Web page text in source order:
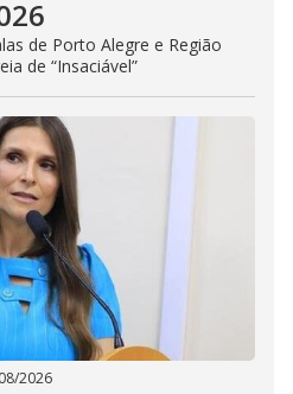
de Porto Alegre e Região
de “Insaciável”
2026